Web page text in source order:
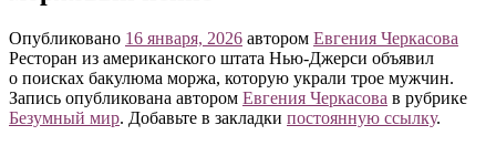
Опубликовано 16 января, 2026 автором Евгения Черкасова
Ресторан из американского штата Нью-Джерси объявил
о поисках бакулюма моржа, которую украли трое мужчин.
Запись опубликована автором Евгения Черкасова в рубрике
Безумный мир. Добавьте в закладки постоянную ссылку.